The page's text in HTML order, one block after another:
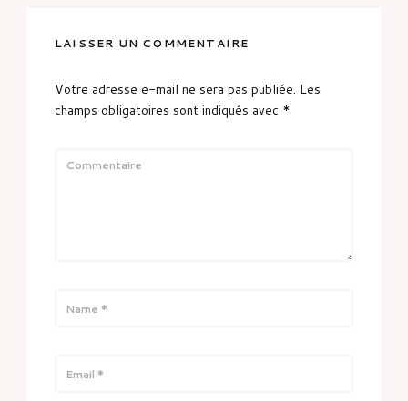
LAISSER UN COMMENTAIRE
Votre adresse e-mail ne sera pas publiée. Les
champs obligatoires sont indiqués avec *